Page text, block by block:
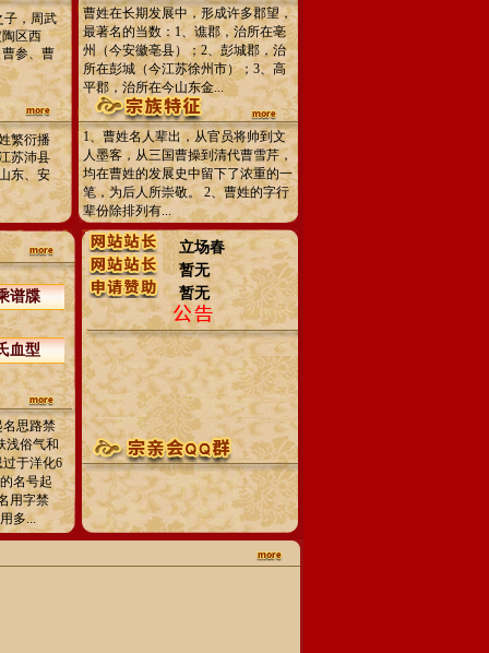
子，周武
区西
参、曹
繁衍播
苏沛县
东、安
曹姓在长期发展中，形成许多郡望，
最著名的当数：1、谯郡，治所在亳
州（今安徽亳县）；2、彭城郡，治
所在彭城（今江苏徐州市）；3、高
平郡，治所在今山东金...
1、曹姓名人辈出，从官员将帅到文
人墨客，从三国曹操到清代曹雪芹，
均在曹姓的发展史中留下了浓重的一
笔，为后人所崇敬。 2、曹姓的字行
辈份除排列有...
谱牒
血型
名思路禁
浅俗气和
于洋化6
名号起
用字禁
多...
立场春
暂无
暂无